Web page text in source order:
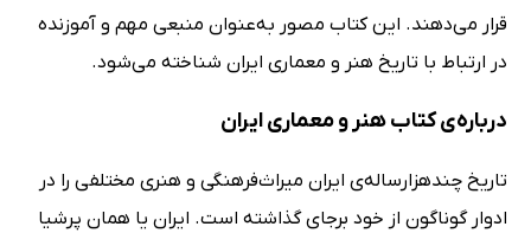
قرار می‌دهند. این کتاب مصور به‌عنوان منبعی مهم و آموزنده
در ارتباط با تاریخ هنر و معماری ایران شناخته می‌شود.
درباره‌ی کتاب هنر و معماری ایران
تاریخ چندهزارساله‌ی ایران میراث‌فرهنگی و هنری مختلفی را در
ادوار گوناگون از خود برجای گذاشته است. ایران یا همان پرشیا